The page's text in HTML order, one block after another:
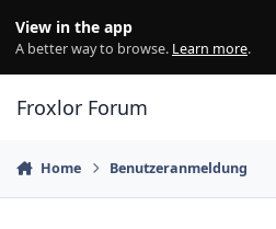
View in the app
A better way to browse. Learn more.
Froxlor Forum
Home Benutzeranmeldung